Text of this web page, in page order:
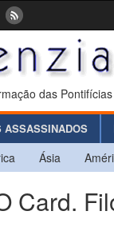
das
ASSASSINADOS
Ásia
Card.